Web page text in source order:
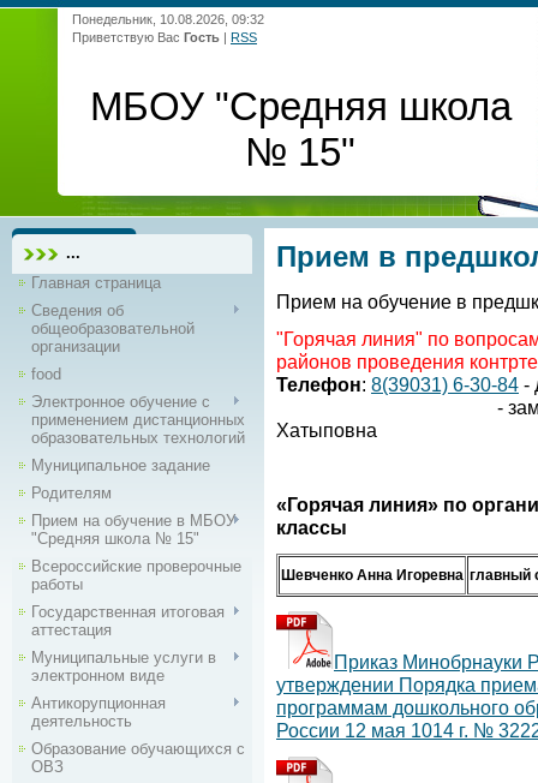
Понедельник, 10.08.2026, 09:32
Приветствую Вас Гость | RSS
МБОУ "Средняя школа
№ 15"
...
Главная страница
Сведения об
общеобразовательной
организации
food
Электронное обучение с
применением дистанционных
образовательных технологий
Муниципальное задание
Родителям
Прием на обучение в МБОУ
"Средняя школа № 15"
Всероссийские проверочные
работы
Государственная итоговая
аттестация
Муниципальные услуги в
электронном виде
Антикорупционная
деятельность
Образование обучающихся с
ОВЗ
Прием в
Прием на обучение в
"Горячая линия" по
районов проведения
Телефон: 8(39031) 6-30-84 -
- зам.директора
Хатыповна
«Горячая линия» по
классы
Шевченко Анна Игоревна главный
Приказ Минобрнауки
утверждении Порядка
программам дошкольного
России 12 мая 1014 г. №